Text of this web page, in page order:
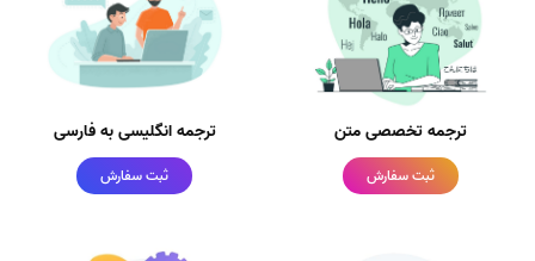
ترجمه تخصصی متن
ثبت سفارش
ترجمه انگلیسی به فارسی
ثبت سفارش